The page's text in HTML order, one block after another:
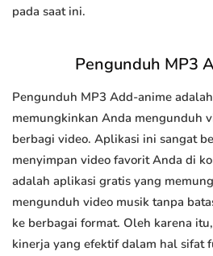
pada saat ini.
Pengunduh MP3
Pengunduh MP3 Add-anime
memungkinkan Anda mengunduh
berbagi video. Aplikasi ini sangat
menyimpan video favorit Anda di
adalah aplikasi gratis yang
mengunduh video musik tanpa
ke berbagai format. Oleh karena
kinerja yang efektif dalam hal sifat